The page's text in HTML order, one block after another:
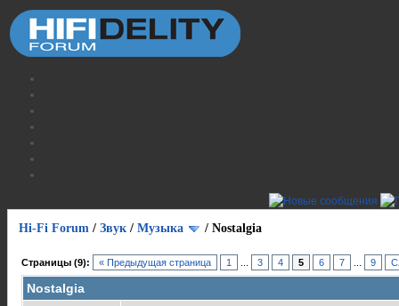
Hi-Fi Forum / Звук / Музыка / Nostalgia
Страницы (9): « Предыдущая страница 1 3 4 5 6 7 9
Nostalgia